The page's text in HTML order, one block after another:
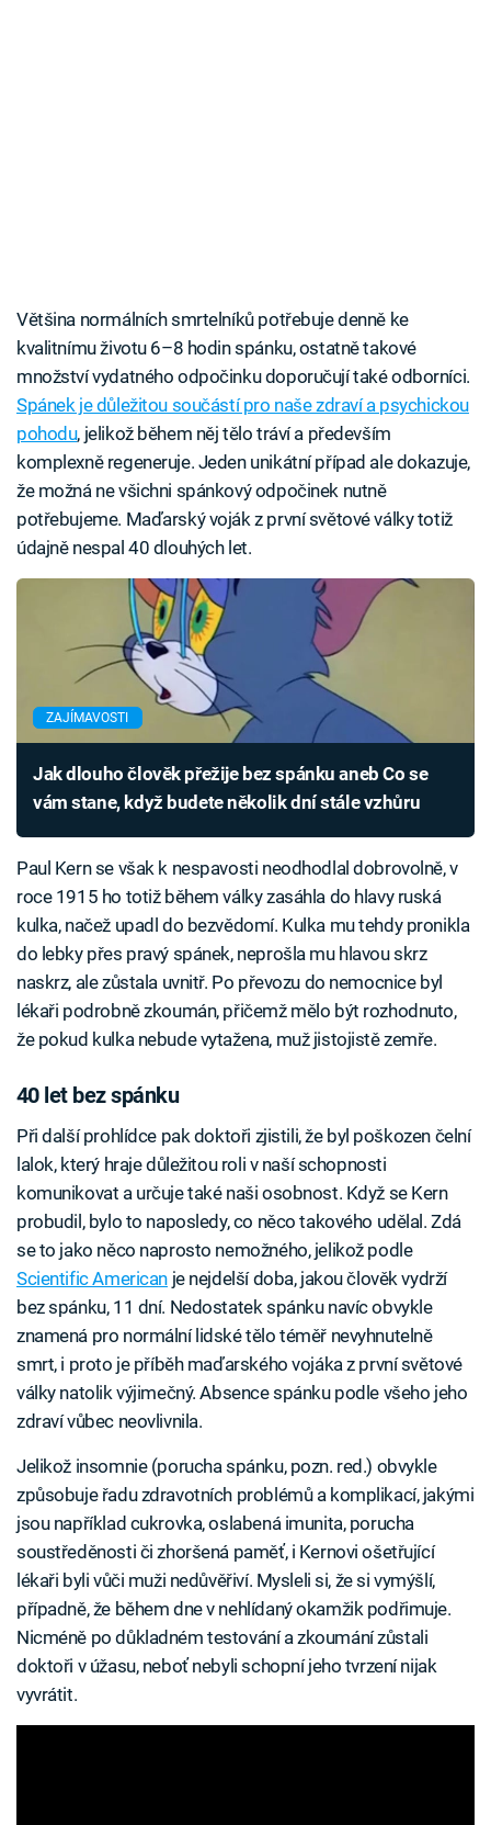
Většina normálních smrtelníků potřebuje denně ke
kvalitnímu životu 6–8 hodin spánku, ostatně takové
množství vydatného odpočinku doporučují také odborníci.
Spánek je důležitou součástí pro naše zdraví a psychickou
pohodu, jelikož během něj tělo tráví a především
komplexně regeneruje. Jeden unikátní případ ale dokazuje,
že možná ne všichni spánkový odpočinek nutně
potřebujeme. Maďarský voják z první světové války totiž
údajně nespal 40 dlouhých let.
ZAJÍMAVOSTI
Jak dlouho člověk přežije bez spánku aneb Co se
vám stane, když budete několik dní stále vzhůru
Paul Kern se však k nespavosti neodhodlal dobrovolně, v
roce 1915 ho totiž během války zasáhla do hlavy ruská
kulka, načež upadl do bezvědomí. Kulka mu tehdy pronikla
do lebky přes pravý spánek, neprošla mu hlavou skrz
naskrz, ale zůstala uvnitř. Po převozu do nemocnice byl
lékaři podrobně zkoumán, přičemž mělo být rozhodnuto,
že pokud kulka nebude vytažena, muž jistojistě zemře.
40 let bez spánku
Při další prohlídce pak doktoři zjistili, že byl poškozen čelní
lalok, který hraje důležitou roli v naší schopnosti
komunikovat a určuje také naši osobnost. Když se Kern
probudil, bylo to naposledy, co něco takového udělal. Zdá
se to jako něco naprosto nemožného, jelikož podle
Scientific Americanje nejdelší doba, jakou člověk vydrží
bez spánku, 11 dní. Nedostatek spánku navíc obvykle
znamená pro normální lidské tělo téměř nevyhnutelně
smrt, i proto je příběh maďarského vojáka z první světové
války natolik výjimečný. Absence spánku podle všeho jeho
zdraví vůbec neovlivnila.
Jelikož insomnie (porucha spánku, pozn. red.) obvykle
způsobuje řadu zdravotních problémů a komplikací, jakými
jsou například cukrovka, oslabená imunita, porucha
soustředěnosti či zhoršená paměť, i Kernovi ošetřující
lékaři byli vůči muži nedůvěřiví. Mysleli si, že si vymýšlí,
případně, že během dne v nehlídaný okamžik podřimuje.
Nicméně po důkladném testování a zkoumání zůstali
doktoři v úžasu, neboť nebyli schopní jeho tvrzení nijak
vyvrátit.